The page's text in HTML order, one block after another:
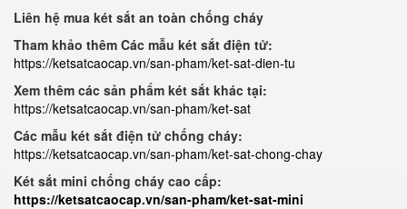
Liên hệ mua két sắt an toàn chống cháy
Tham khảo thêm Các mẫu két sắt điện tử:
https://ketsatcaocap.vn/san-pham/ket-sat-dien-tu
Xem thêm các sản phẩm két sắt khác tại:
https://ketsatcaocap.vn/san-pham/ket-sat
Các mẫu két sắt điện tử chống cháy:
https://ketsatcaocap.vn/san-pham/ket-sat-chong-chay
Két sắt mini chống cháy cao cấp:
https://ketsatcaocap.vn/san-pham/ket-sat-mini